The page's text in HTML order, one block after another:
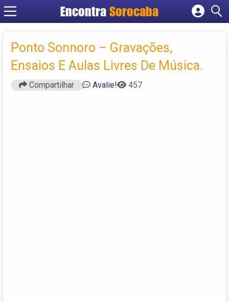
EncontraSorocaba
Cadastrar empresa
Criar conta
Ponto Sonnoro – Gravações,
Ensaios E Aulas Livres De Música.
Compartilhar Avalie! 457